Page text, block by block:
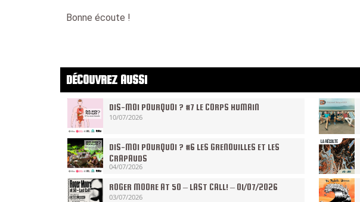
Bonne écoute !
DÉCOUVREZ AUSSI
DIS-MOI POURQUOI ? #7 LE CORPS HUMAIN
10/07/2026
DIS-MOI POURQUOI ? #6 LES GRENOUILLES ET LES
CRAPAUDS
04/07/2026
ROGER MOORE AT 50 – LAST CALL! – 01/07/2026
03/07/2026